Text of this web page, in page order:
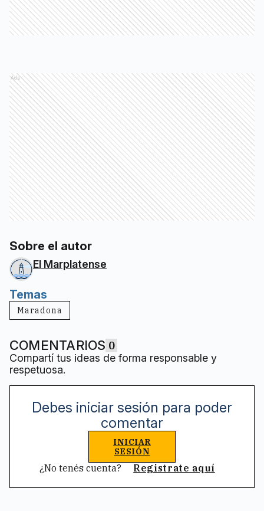
Ads
Sobre el autor
El Marplatense
Temas
Maradona
COMENTARIOS 0
Compartí tus ideas de forma responsable y
respetuosa.
Debes iniciar sesión para poder
comentar
INICIAR
SESIÓN
¿No tenés cuenta? Registrate aquí